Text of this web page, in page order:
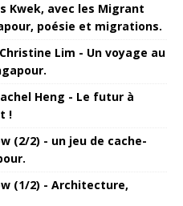
Kwek, avec les Migrant
poésie et migrations.
Lim - Un voyage au
Heng - Le futur à
!
(2/2) - un jeu de cache-
(1/2) - Architecture,